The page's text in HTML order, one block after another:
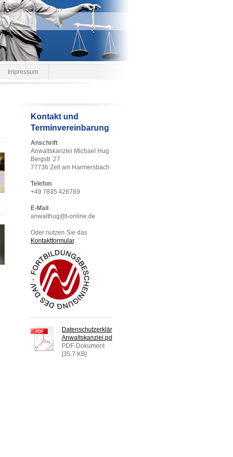
Impressum
Kontakt und
Terminvereinbarung
Anschrift
Anwaltskanzlei Michael Hug
Bergstr. 27
77736 Zell am Harmersbach
Telefon
+49 7835 426769
E-Mail
anwalthug@t-online.de
Oder nutzen Sie das
Kontaktformular.
Datenschutzerklärung
Anwaltskanzlei.pdf
PDF-Dokument
[35.7 KB]